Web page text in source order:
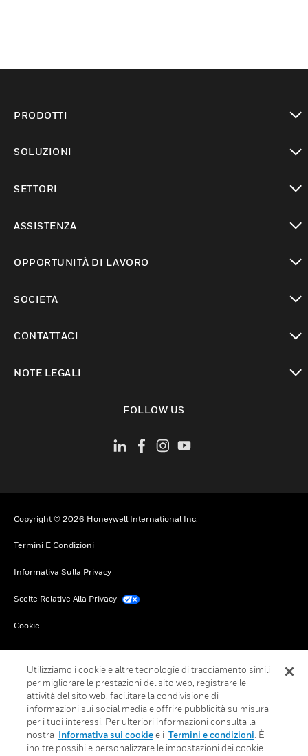
PRODOTTI
SOLUZIONI
SETTORI
ASSISTENZA
OPPORTUNITÀ DI LAVORO
SOCIETÀ
CONTATTACI
NOTE LEGALI
FOLLOW US
Copyright © 2026 Honeywell International Inc.
Termini E Condizioni
Informativa Sulla Privacy
Scelte Relative Alla Privacy
Cookie
Annulla Sottoscrizione Globale
Utilizziamo i cookie e altre tecnologie di tracciamento simili
per migliorare le prestazioni del sito web, registrare le
attività del sito web, facilitare la condivisione di
informazioni sui social media e offrire pubblicità su misura
per i tuoi interessi. Per ulteriori informazioni consulta la
nostra Informativa sui cookiee i Termini e condizioni . È
inoltre possibile personalizzare le impostazioni dei cookie